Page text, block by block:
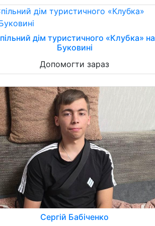
дім туристичного «Клубка» на
Буковині
Допомогти зараз
Сергій Бабіченко